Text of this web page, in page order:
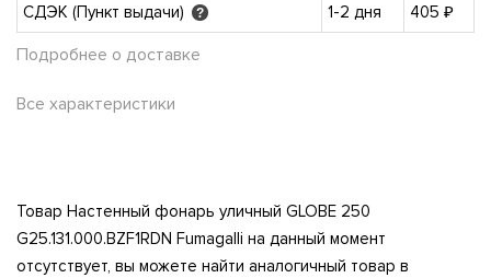
СДЭК (Пункт выдачи)
? 1-2 дня 405 ₽
Подробнее о доставке
Все характеристики
Товар Настенный фонарь уличный GLOBE 250
G25.131.000.BZF1RDN Fumagalli на данный момент
отсутствует, вы можете найти аналогичный товар в